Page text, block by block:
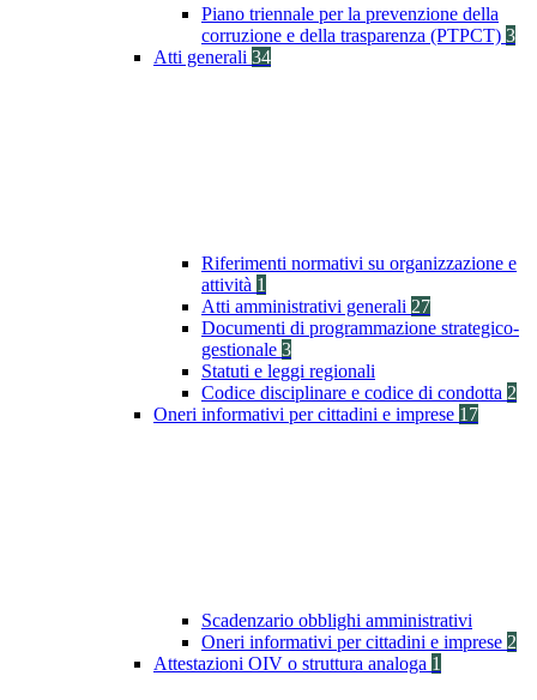
Piano triennale per la prevenzione della
corruzione e della trasparenza (PTPCT) 3
Atti generali 34
Riferimenti normativi su organizzazione e
attività 1
Atti amministrativi generali 27
Documenti di programmazione strategico-
gestionale 3
Statuti e leggi regionali
Codice disciplinare e codice di condotta 2
Oneri informativi per cittadini e imprese 17
Scadenzario obblighi amministrativi
Oneri informativi per cittadini e imprese 2
Attestazioni OIV o struttura analoga 1